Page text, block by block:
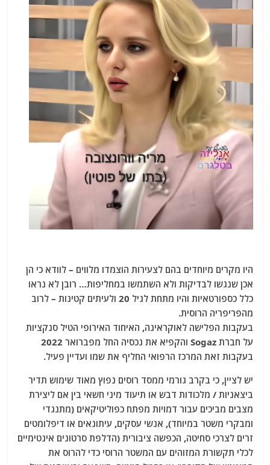
היו מקרים מיוחדים בהם לצעירות הוצמדו מלווים – לוודא כי הן
אכן שנגשו לבדיקות ולא השתמשו במחליפות… רובן לא נראו
כלל כספורטאיות והיו מתחת לגיל 20 ולעיתים קטינות – לרוב
מהפריפריה הרוסית.
בעקבות הפלישה לאוקראינה, האיחוד האירופי הטיל סנקציות
על חברת Sogaz והקפיא את נכסיה החל מפברואר 2022
בעקבות זאת המרכז הרפואי החליף את שמו ועדיין פעיל.
יש לציין, כי בקרב גורמי ממסד רוסים נפוץ מאוד שימוש תדיר
ביצאניות / מלכודות דבש או תיעוד מיני חשאי בין אם ליצירת
מצבים מביכים עבור דמויות מפתח כפוליטיקאים (מתנגדי
ומבקרי משטר במיוחד), אנשי עסקים, עיתונאים או דיפלומטים
זרים לצרכי סחיטה, הכפשה ציבורית (הדלפת סרטונים אינטימיים
לכלי תקשורת המזוהים עם המשטר הרוסי כדי להרוס את